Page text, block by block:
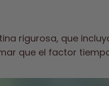
rigurosa, que
que el factor